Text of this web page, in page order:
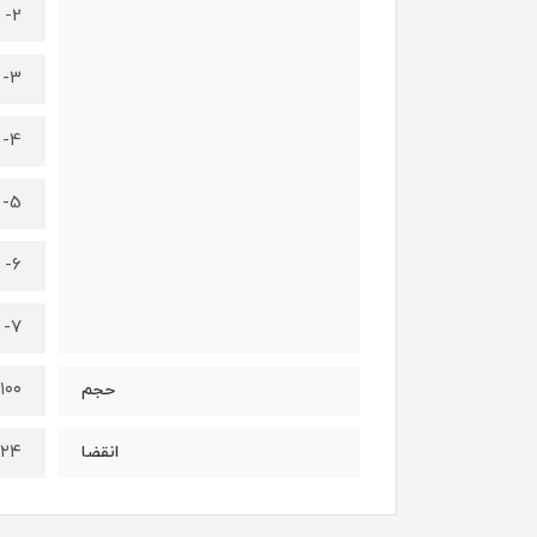
2- مرطوب کننده عمیق پوست
3- ترمیم کننده پوست
4- از بین بردن جای جوش
5- پاکسازی عمیق پوست
6- افزایش استحکام پوست
7- پاکسازی تمامی جوش ها
حجم ۱۰۰ گرم
انقضا